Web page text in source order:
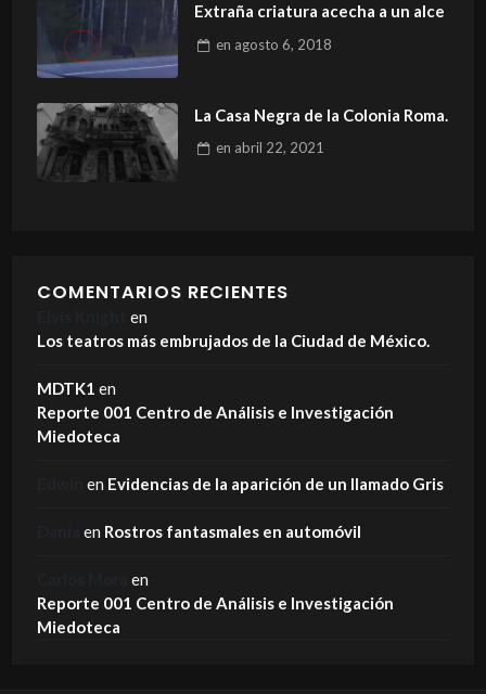
Extraña criatura acecha a un alce
en agosto 6, 2018
La Casa Negra de la Colonia Roma.
en abril 22, 2021
COMENTARIOS RECIENTES
en
Los teatros más embrujados de la Ciudad de México.
MDTK1 en
Reporte 001 Centro de Análisis e Investigación
Miedoteca
en Evidencias de la aparición de un llamado Gris
en Rostros fantasmales en automóvil
en
Reporte 001 Centro de Análisis e Investigación
Miedoteca